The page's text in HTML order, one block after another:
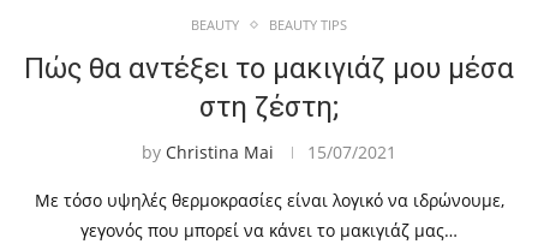
BEAUTY BEAUTY TIPS
Πώς θα αντέξει το μακιγιάζ μου μέσα
στη ζέστη;
by Christina Mai 15/07/2021
Με τόσο υψηλές θερμοκρασίες είναι λογικό να ιδρώνουμε,
γεγονός που μπορεί να κάνει το μακιγιάζ μας…